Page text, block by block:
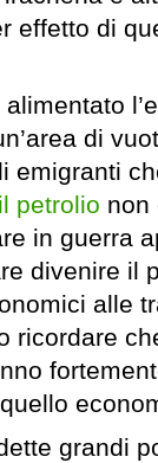
effetto di
di
emigranti
il petrolio non
in guerra
divenire il
alle
ricordare
grandi